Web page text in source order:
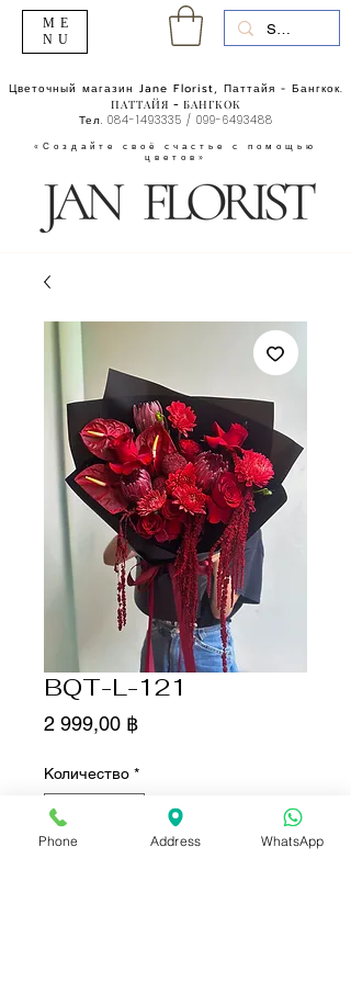
«Создайте своё счастье с помощью
цветов»
Цветочный магазин Jane Florist, Паттайя - Бангкок.
ПАТТАЙЯ - БАНГКОК
Тел. 084-1493335 / 099-6493488
ME
NU
BQT-L-121
2 999,00 ฿Цена
Количество *
Phone Address WhatsApp